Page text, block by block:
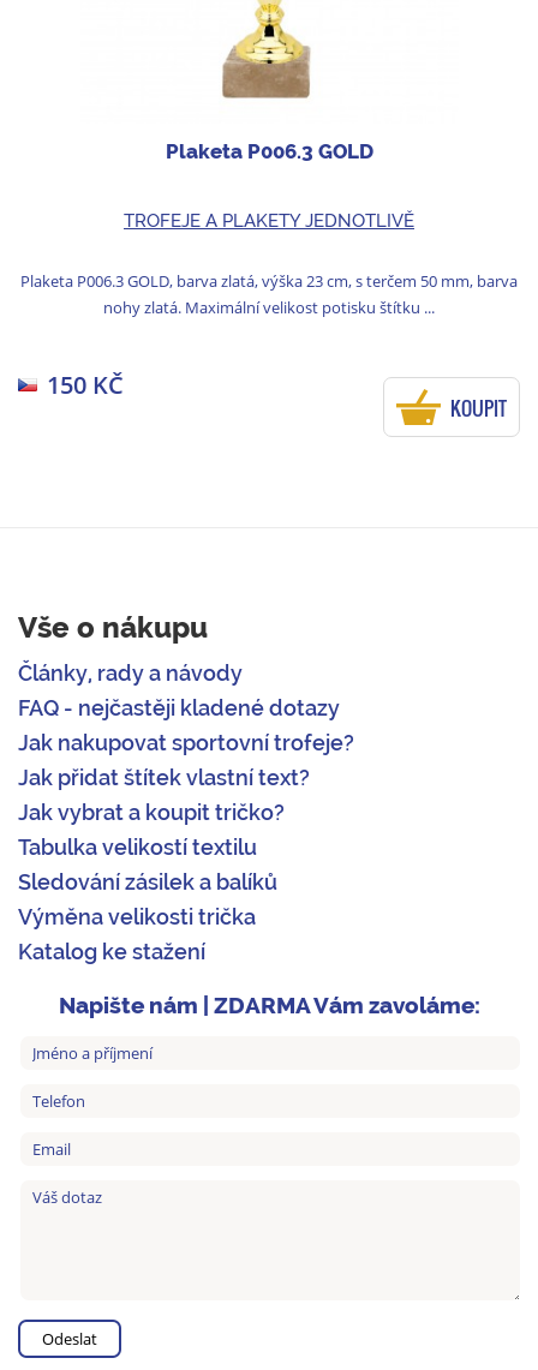
Plaketa P006.3 GOLD
TROFEJE A PLAKETY JEDNOTLIVĚ
Plaketa P006.3 GOLD, barva zlatá, výška 23 cm, s terčem 50 mm, barva
nohy zlatá. Maximální velikost potisku štítku ...
150 KČ
KOUPIT
Vše o nákupu
Články, rady a návody
FAQ - nejčastěji kladené dotazy
Jak nakupovat sportovní trofeje?
Jak přidat štítek vlastní text?
Jak vybrat a koupit tričko?
Tabulka velikostí textilu
Sledování zásilek a balíků
Výměna velikosti trička
Katalog ke stažení
Napište nám | ZDARMA Vám zavoláme: